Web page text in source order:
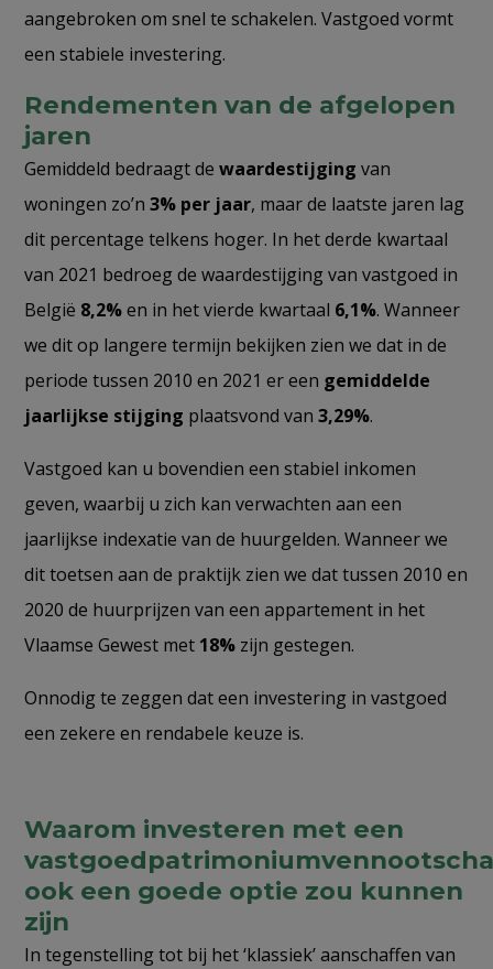
aangebroken om snel te schakelen. Vastgoed vormt
een stabiele investering.
Rendementen van de afgelopen
jaren
Gemiddeld bedraagt dewaardestijging van
woningen zo’n3% per jaar, maar de laatste jaren lag
dit percentage telkens hoger. In het derde kwartaal
van 2021 bedroeg de waardestijging van vastgoed in
België 8,2%en in het vierde kwartaal 6,1%. Wanneer
we dit op langere termijn bekijken zien we dat in de
periode tussen 2010 en 2021 er een gemiddelde
jaarlijkse stijging plaatsvond van3,29%.
Vastgoed kan u bovendien een stabiel inkomen
geven, waarbij u zich kan verwachten aan een
jaarlijkse indexatie van de huurgelden. Wanneer we
dit toetsen aan de praktijk zien we dat tussen 2010 en
2020 de huurprijzen van een appartement in het
Vlaamse Gewest met 18% zijn gestegen.
Onnodig te zeggen dat een investering in vastgoed
een zekere en rendabele keuze is.
Waarom investeren met een
ook een goede optie zou kunnen
zijn
In tegenstelling tot bij het ‘klassiek’ aanschaffen van